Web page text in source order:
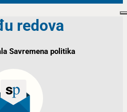
redova
Savremena politika